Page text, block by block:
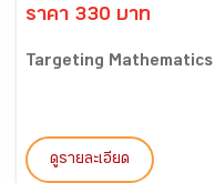
ราคา 330 บาท
Targeting
ดูรายละเอียด